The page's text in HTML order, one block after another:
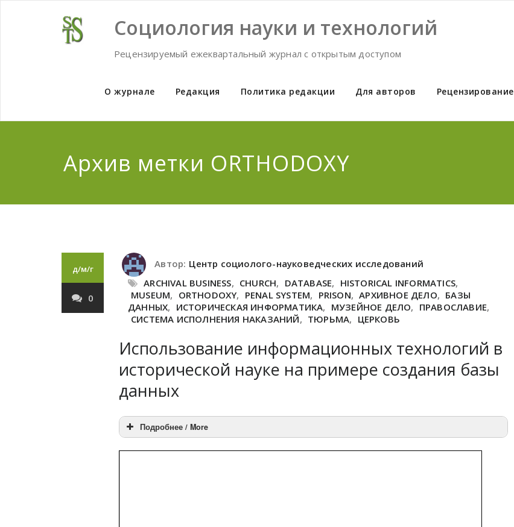
Социология науки и технологий
Рецензируемый ежеквартальный журнал с открытым доступом
О журнале Редакция Политика редакции Для авторов Рецензирование
Архив метки ORTHODOXY
д/м/г
0
Автор: Центр социолого-науковедческих исследований
ARCHIVAL BUSINESS, CHURCH, DATABASE, HISTORICAL INFORMATICS,
MUSEUM, ORTHODOXY, PENAL SYSTEM, PRISON, АРХИВНОЕ ДЕЛО, БАЗЫ
ДАННЫХ, ИСТОРИЧЕСКАЯ ИНФОРМАТИКА, МУЗЕЙНОЕ ДЕЛО, ПРАВОСЛАВИЕ,
СИСТЕМА ИСПОЛНЕНИЯ НАКАЗАНИЙ, ТЮРЬМА, ЦЕРКОВЬ
Использование информационных технологий в
исторической науке на примере создания базы
данных
Подробнее / More